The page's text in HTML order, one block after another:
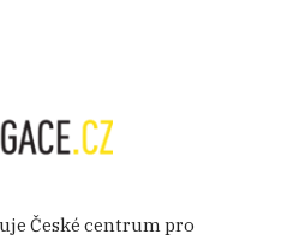
České centrum pro